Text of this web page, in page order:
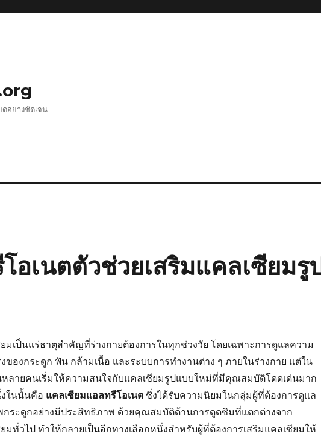
อย่างชัดเจน
อเนตตัวช่วยเสริมแคลเซียมรู
มเป็นแร่ธาตุสำคัญที่ร่างกายต้องการในทุกช่วงวัย โดยเฉพาะการดูแลความ
ของกระดูก ฟัน กล้ามเนื้อ และระบบการทำงานต่าง ๆ ภายในร่างกาย แต่ใน
ลายคนเริ่มให้ความสนใจกับแคลเซียมรูปแบบใหม่ที่มีคุณสมบัติโดดเด่นมาก
ในนั้นคือ แคลเซียมแอลทรีโอเนตซึ่งได้รับความนิยมในกลุ่มผู้ที่ต้องการดูแล
กระดูกอย่างมีประสิทธิภาพ ด้วยคุณสมบัติด้านการดูดซึมที่แตกต่างจาก
มทั่วไป ทำให้กลายเป็นอีกทางเลือกหนึ่งสำหรับผู้ที่ต้องการเสริมแคลเซียมให้